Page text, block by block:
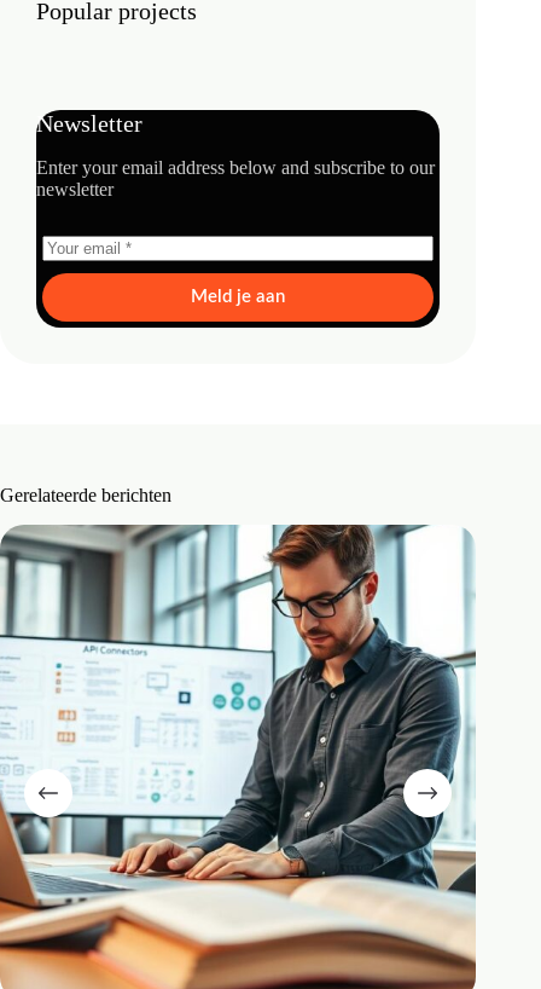
Popular projects
Newsletter
Enter your email address below and subscribe to our
newsletter
Meld je aan
Gerelateerde berichten